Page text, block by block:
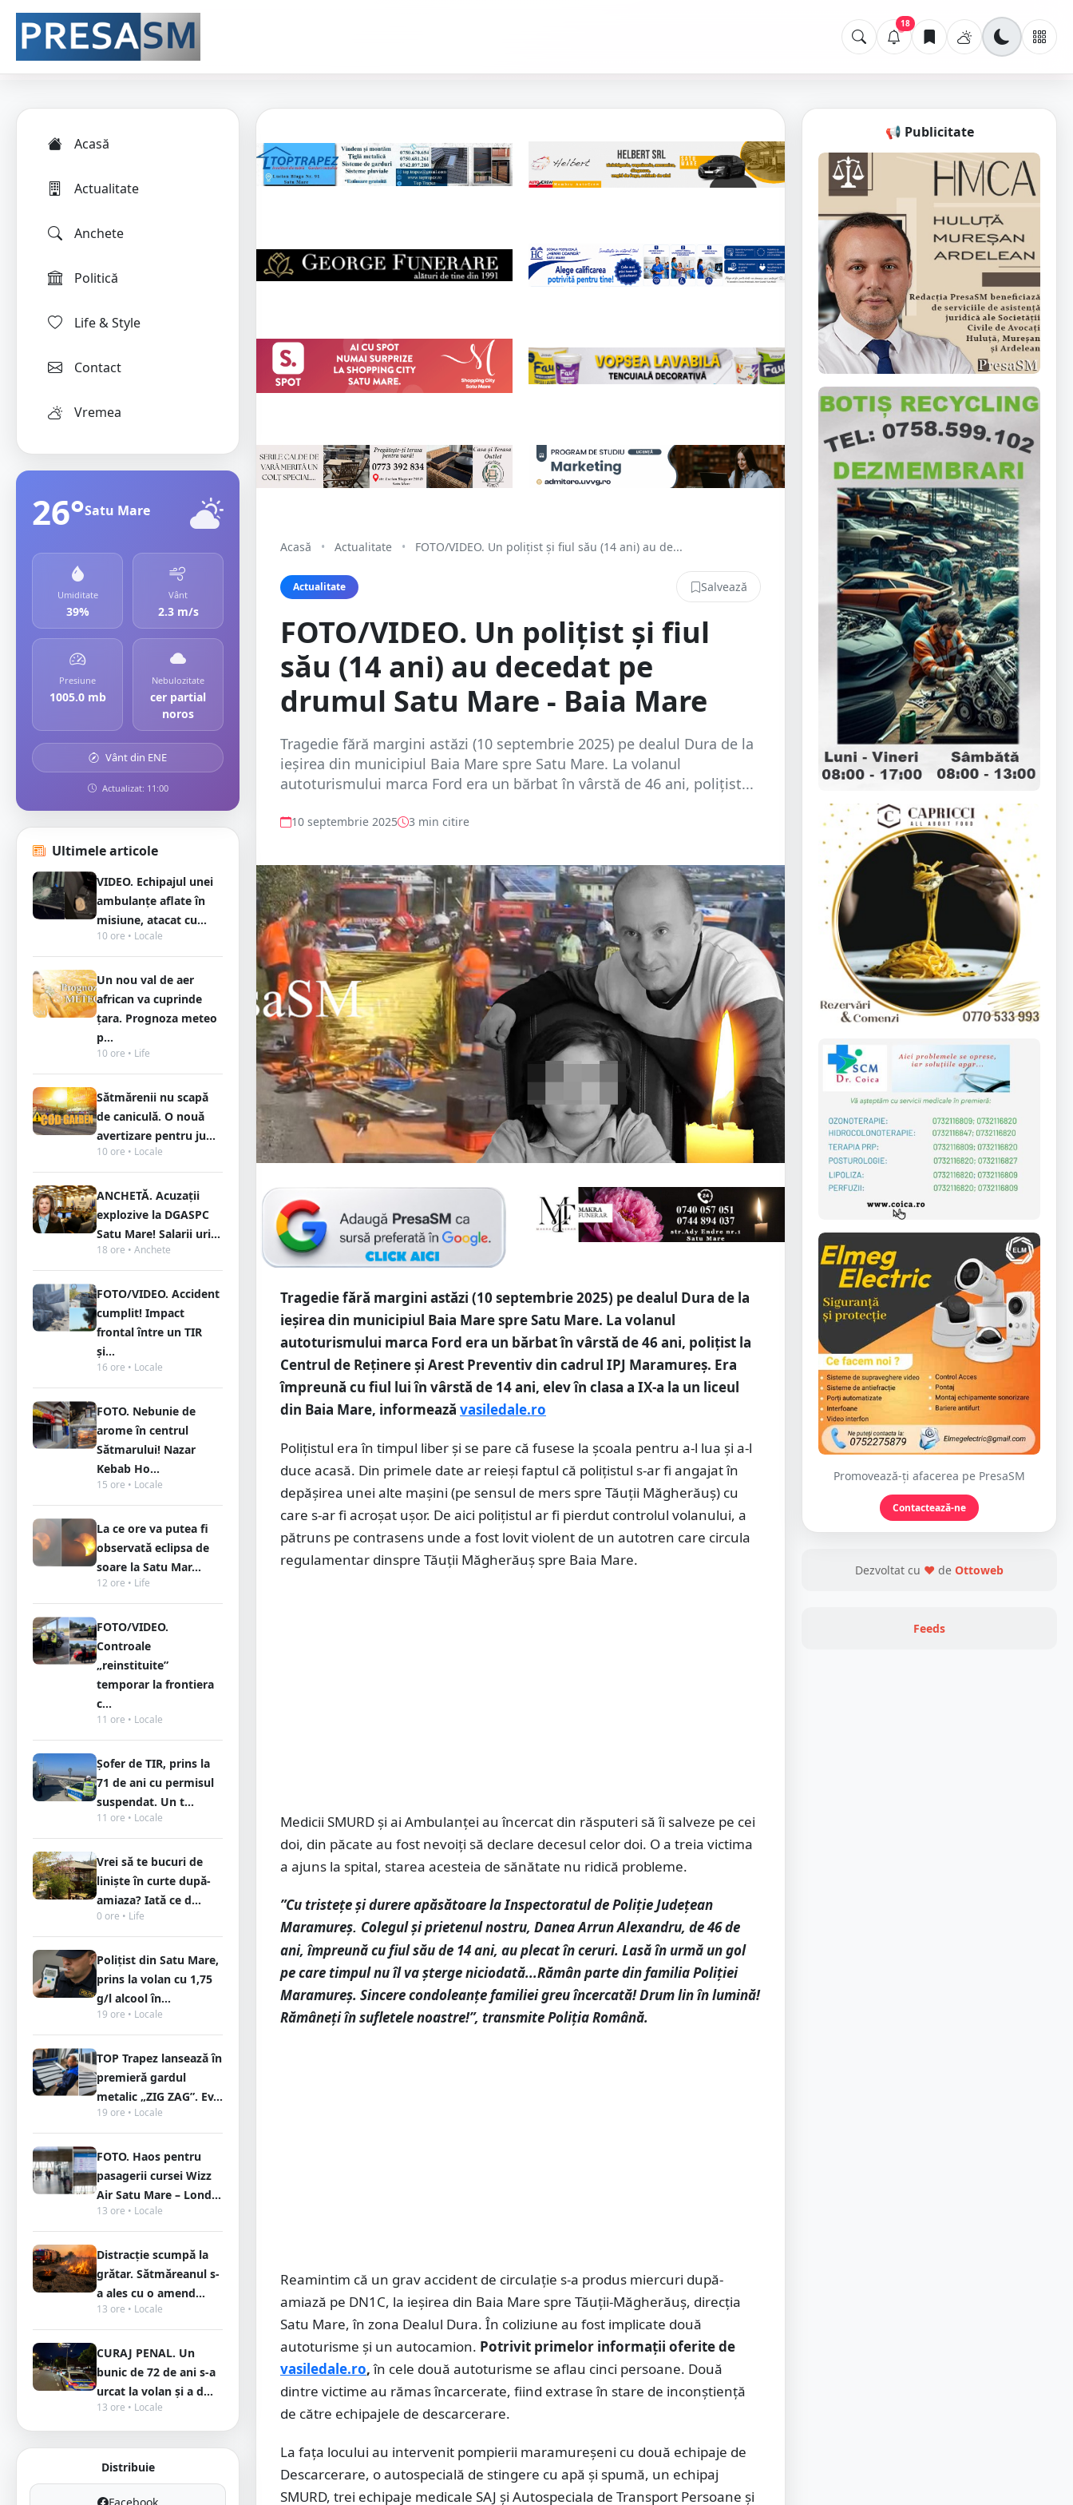
18
Acasă
Actualitate
Anchete
Politică
Life & Style
Contact
Vremea
26°Satu Mare
Umiditate
39%
Vânt
2.3 m/s
Presiune
1005.0 mb
Nebulozitate
cer partial
noros
Vânt din ENE
Actualizat: 11:00
Ultimele articole
VIDEO. Echipajul unei
ambulanțe aflate în
misiune, atacat cu...
10 ore • Locale
Un nou val de aer
african va cuprinde
țara. Prognoza meteo
p...
10 ore • Life
Sătmărenii nu scapă
de caniculă. O nouă
avertizare pentru ju...
10 ore • Locale
ANCHETĂ. Acuzații
explozive la DGASPC
Satu Mare! Salarii uri...
18 ore • Anchete
FOTO/VIDEO. Accident
cumplit! Impact
frontal între un TIR
și...
16 ore • Locale
FOTO. Nebunie de
arome în centrul
Sătmarului! Nazar
Kebab Ho...
15 ore • Locale
La ce ore va putea fi
observată eclipsa de
soare la Satu Mar...
12 ore • Life
FOTO/VIDEO.
Controale
„reinstituite”
temporar la frontiera
c...
11 ore • Locale
Șofer de TIR, prins la
71 de ani cu permisul
suspendat. Un t...
11 ore • Locale
Vrei să te bucuri de
liniște în curte după-
amiaza? Iată ce d...
0 ore • Life
Polițist din Satu Mare,
prins la volan cu 1,75
g/l alcool în...
19 ore • Locale
TOP Trapez lansează în
premieră gardul
metalic „ZIG ZAG”. Ev...
19 ore • Locale
FOTO. Haos pentru
pasagerii cursei Wizz
Air Satu Mare – Lond...
13 ore • Locale
Distracție scumpă la
grătar. Sătmăreanul s-
a ales cu o amend...
13 ore • Locale
CURAJ PENAL. Un
bunic de 72 de ani s-a
urcat la volan și a d...
13 ore • Locale
Distribuie
Acasă • Actualitate • FOTO/VIDEO. Un polițist și fiul său (14 ani) au de...
Actualitate Salvează
FOTO/VIDEO. Un polițist și fiul
său (14 ani) au decedat pe
drumul Satu Mare - Baia Mare
Tragedie fără margini astăzi (10 septembrie 2025) pe dealul Dura de la
ieșirea din municipiul Baia Mare spre Satu Mare. La volanul
autoturismului marca Ford era un bărbat în vârstă de 46 ani, polițist...
10 septembrie 2025 3 min citire
Tragedie fără margini astăzi (10 septembrie 2025) pe dealul Dura de la
ieșirea din municipiul Baia Mare spre Satu Mare. La volanul
autoturismului marca Ford era un bărbat în vârstă de 46 ani, polițist la
Centrul de Reținere și Arest Preventiv din cadrul IPJ Maramureș. Era
împreună cu fiul lui în vârstă de 14 ani, elev în clasa a IX-a la un liceul
din Baia Mare, informează vasiledale.ro
Polițistul era în timpul liber și se pare că fusese la școala pentru a-l lua și a-l
duce acasă. Din primele date ar reieși faptul că polițistul s-ar fi angajat în
depășirea unei alte mașini (pe sensul de mers spre Tăuții Măgherăuș) cu
care s-ar fi acroșat ușor. De aici polițistul ar fi pierdut controlul volanului, a
pătruns pe contrasens unde a fost lovit violent de un autotren care circula
regulamentar dinspre Tăuții Măgherăuș spre Baia Mare.
Medicii SMURD și ai Ambulanței au încercat din răsputeri să îi salveze pe cei
doi, din păcate au fost nevoiți să declare decesul celor doi. O a treia victima
a ajuns la spital, starea acesteia de sănătate nu ridică probleme.
”Cu tristețe și durere apăsătoare la Inspectoratul de Poliție Județean
Maramureș. Colegul și prietenul nostru, Danea Arrun Alexandru, de 46 de
ani, împreună cu fiul său de 14 ani, au plecat în ceruri. Lasă în urmă un gol
pe care timpul nu îl va șterge niciodată...Rămân parte din familia Poliției
Maramureș. Sincere condoleanțe familiei greu încercată! Drum lin în lumină!
Rămâneți în sufletele noastre!”, transmite Poliția Română.
Reamintim că un grav accident de circulație s-a produs miercuri după-
amiază pe DN1C, la ieșirea din Baia Mare spre Tăuții-Măgherăuș, direcția
Satu Mare, în zona Dealul Dura. În coliziune au fost implicate două
autoturisme și un autocamion. Potrivit primelor informații oferite de
vasiledale.ro,în cele două autoturisme se aflau cinci persoane. Două
dintre victime au rămas încarcerate, fiind extrase în stare de inconștiență
de către echipajele de descarcerare.
La fața locului au intervenit pompierii maramureșeni cu două echipaje de
Descarcerare, o autospecială de stingere cu apă și spumă, un echipaj
SMURD, trei echipaje medicale SAJ și Autospeciala de Transport Persoane și
📢 Publicitate
Promovează-ți afacerea pe PresaSM
Contactează-ne
Dezvoltat cu ❤ de Ottoweb
Feeds